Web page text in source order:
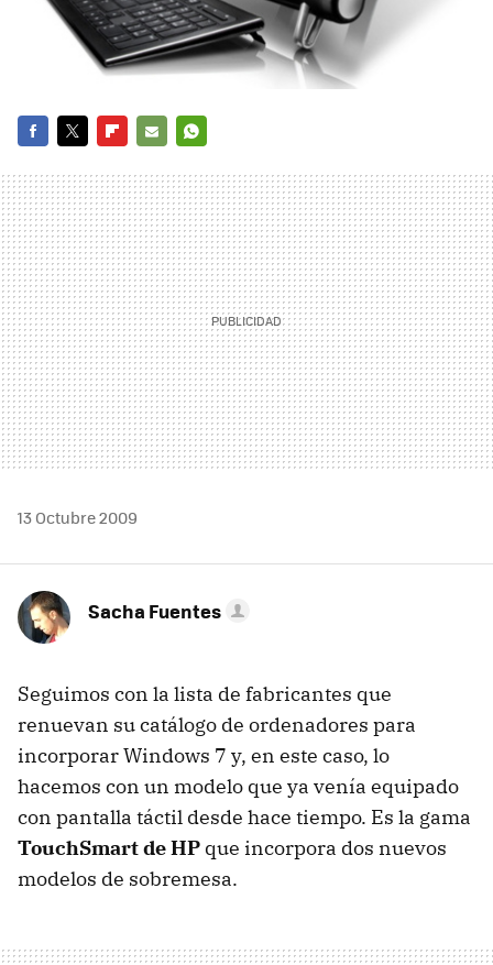
MAIL
13 Octubre 2009
Sacha Fuentes
Seguimos con la lista de fabricantes que
renuevan su catálogo de ordenadores para
incorporar Windows 7 y, en este caso, lo
hacemos con un modelo que ya venía equipado
con pantalla táctil desde hace tiempo. Es la gama
TouchSmart de HP que incorpora dos nuevos
modelos de sobremesa.